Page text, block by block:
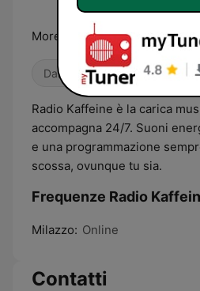
More Music for Everybody!
Dance / EDM
Radio Kaffeine è la carica
accompagna 24/7. Suoni
e una programmazione
scossa, ovunque tu sia.
Frequenze Radio
Milazzo: Online
Contatti